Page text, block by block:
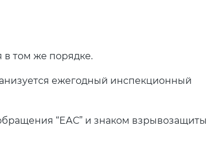
в том же порядке.
ежегодный инспекционный
“ЕАС” и знаком взрывозащиты